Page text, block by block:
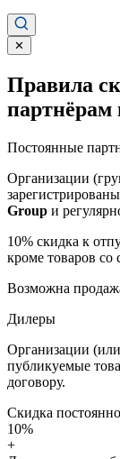
✕
Правила
партнёрам
Постоянные
Организации
Group и
10% скидка к
кроме товаров
Возможна
Дилеры
Организации
публикуемые
договору.
Скидка
10%
+